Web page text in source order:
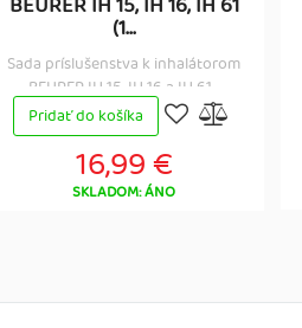
(1...
Sada príslušenstva k inhalátorom
BEURER IH 15, IH 16 a IH 61...
Pridať do košíka
16,99 €
SKLADOM: ÁNO